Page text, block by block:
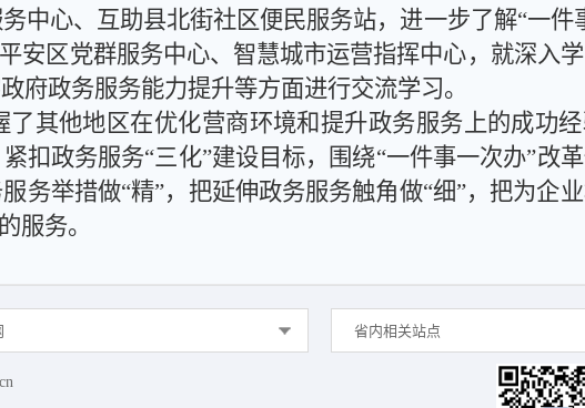
中心、互助县北街社区便民服务站， 进一步了解“一件
平安区党群服务中心、智慧城市运营指挥中心，就深入
府政务服务能力提升等方面进行交流学习。
了其他地区在优化营商环境和提升政务服务上的成功
紧扣政务服务“三化”建设目标，围绕“一件事一次办”改
务举措做“精”，把延伸政务服务触角做“细”，把为企
服务。
省内相关站点